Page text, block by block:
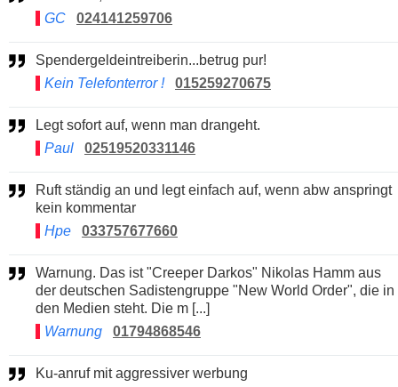
GC
024141259706
Spendergeldeintreiberin...betrug pur!
Kein Telefonterror !
015259270675
Legt sofort auf, wenn man drangeht.
Paul
02519520331146
Ruft ständig an und legt einfach auf, wenn abw anspringt
kein kommentar
Hpe
033757677660
Warnung. Das ist "Creeper Darkos" Nikolas Hamm aus
der deutschen Sadistengruppe "New World Order", die in
den Medien steht. Die m [...]
Warnung
01794868546
Ku-anruf mit aggressiver werbung